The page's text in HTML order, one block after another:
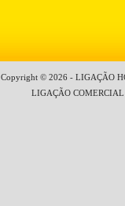
Copyright © 2026 - LIGAÇÃO
LIGAÇÃO